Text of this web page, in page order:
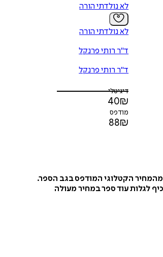
לא נולדתי הורה
לא נולדתי הורה
ד"ר רותי פרנקל
ד"ר רותי פרנקל
דיגיטלי
40₪
מודפס
88₪
מהמחיר הקטלוגי המודפס בגב הספר.
לגלות עוד ספר במחיר מעולה